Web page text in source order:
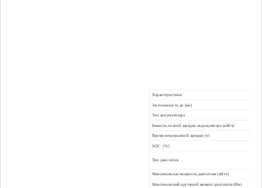
Характеристики
Автономность до (км)
Тип аккумулятора
Емкость полной зарядки аккумулятора (кВтч)
Время непрерывной зарядки (ч)
SOC（%）
Тип двигателя
Максимальная мощность двигателя (кВтч)
Максимальный крутящий момент двигателя (Нм)